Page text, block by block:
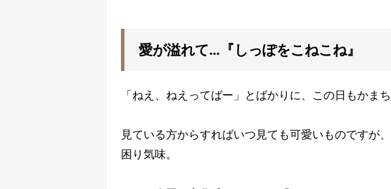
愛が溢れて…『しっぽをこねこね』
「ねえ、ねえってばー」とばかりに、この日もかま
見ている方からすればいつ見ても可愛いものですが
困り気味。